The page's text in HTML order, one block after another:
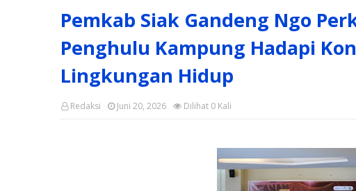
Pemkab Siak Gandeng Ngo
Penghulu Kampung Hadapi
Lingkungan Hidup
Redaksi Dilihat 0 Kali
Juni 20, 2026